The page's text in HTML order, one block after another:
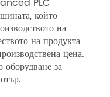
който
на
на продукта
цена.
оборудване за